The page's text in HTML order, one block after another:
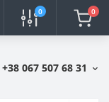
0 0
+38 067 507 68 31